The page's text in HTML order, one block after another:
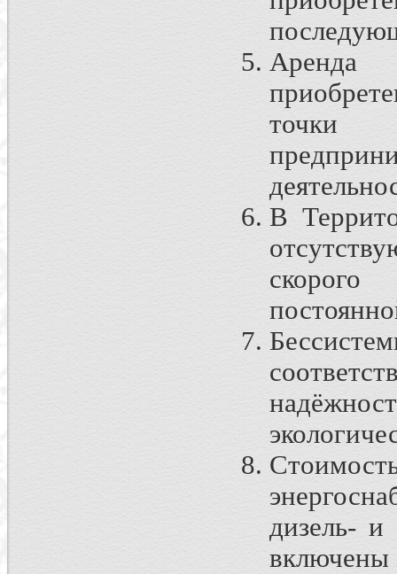
Аренда
точки
В
скорого
дизель- и
включены